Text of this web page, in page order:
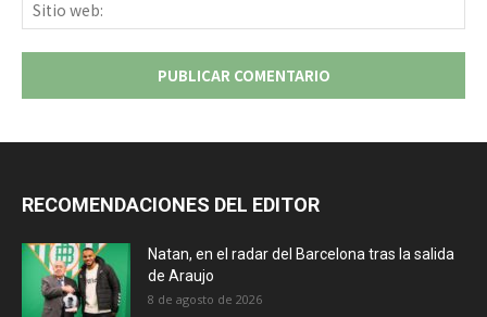
RECOMENDACIONES DEL EDITOR
Natan, en el radar del Barcelona tras la salida
de Araujo
8 de agosto de 2026